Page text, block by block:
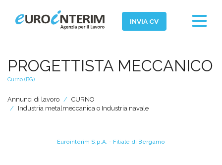
INVIA CV
Toggle
Chi Siamo
Persone
PROGETTISTA MECCANICO
Curno (BG)
Annunci di lavoro
CURNO
Industria metalmeccanica o Industria navale
Eurointerim S.p.A. - Filiale di Bergamo